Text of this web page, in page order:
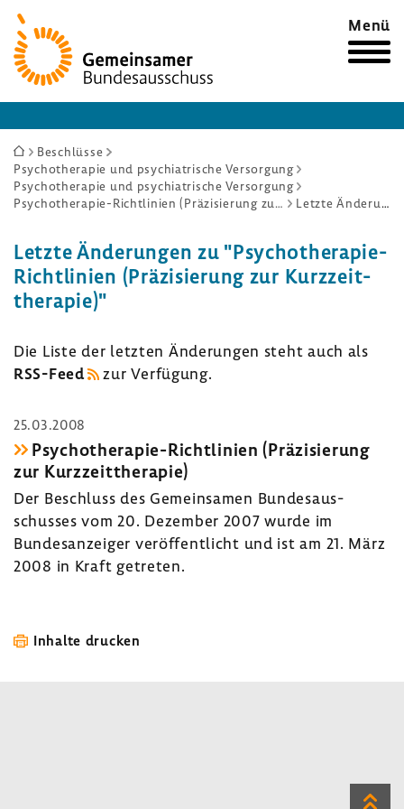
Zur
Startseite
Menü
Sie
sind
hier:
Beschlüsse
Psychotherapie und psychiatrische Versorgung
Psychotherapie und psychiatrische Versorgung
Psychotherapie-Richtlinien (Präzisierung zur Kurzzeittherapie)
Letzte Änderungen
Letzte Ände­rungen zu "Psychotherapie-​
Richtlinien (Präzi­sie­rung zur Kurz­zeit­
the­rapie)"
Die Liste der letzten Ände­rungen steht auch als
RSS-​Feed
zur Verfü­gung.
25.03.2008
Psychotherapie-​Richtlinien (Präzi­sie­rung
zur Kurz­zeit­the­rapie)
Der Beschluss des Gemein­samen Bundes­aus­
schusses vom 20. Dezember 2007 wurde im
Bundes­an­zeiger veröf­fent­licht und ist am 21. März
2008 in Kraft getreten.
Inhalte drucken
Zum